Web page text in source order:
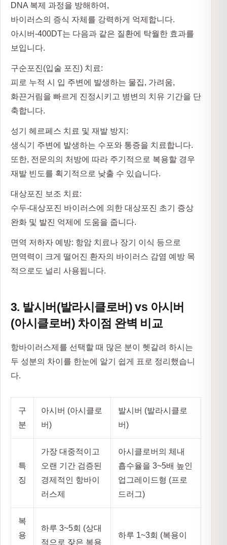
DNA 복제 과정을 방해하여,
바이러스의 증식 자체를 강력하게 억제합니다.
아시버-400DT는 다음과 같은 질환에 탁월한 효과를
보입니다.
구순포진(입술 포진) 치료:
피로 누적 시 입 주변에 발생하는 물집, 가려움,
화끈거림을 빠르게 진정시키고 병변의 치유 기간을 단
축합니다.
성기 헤르페스 치료 및 재발 방지:
생식기 주변에 발생하는 수포와 통증을 치료합니다.
또한, 전문의의 처방에 따라 주기적으로 복용할 경우
재발 빈도를 획기적으로 낮출 수 있습니다.
대상포진 보조 치료:
수두-대상포진 바이러스에 의한 대상포진 초기 증상
완화 및 발진 억제에 도움을 줍니다.
면역 저하자 예방: 항암 치료나 장기 이식 등으로
면역력이 크게 떨어진 환자의 바이러스 감염 예방 목
적으로도 널리 사용됩니다.
3. 발시버(발라시클로버) vs 아시버
(아시클로버) 차이점 완벽 비교
항바이러스제를 선택할 때 많은 분이 헷갈려 하시는
두 성분의 차이를 한눈에 알기 쉽게 표로 정리했습니
다.
구
분
아시버 (아시클로
버)
발시버 (발라시클로
버)
특
징
가장 대중적이고
오랜 기간 검증된
경제적인 항바이
러스제
아시클로버의 체내
흡수율을 3~5배 높인
업그레이드형 (프로
드러그)
복
용
하루 3~5회 (상대
적으로 잦은 복용
하루 1~3회 (복용이